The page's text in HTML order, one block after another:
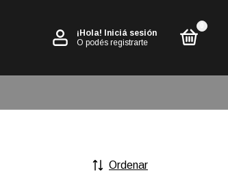
¡Hola!
Iniciá sesión
O podés registrarte
Ordenar